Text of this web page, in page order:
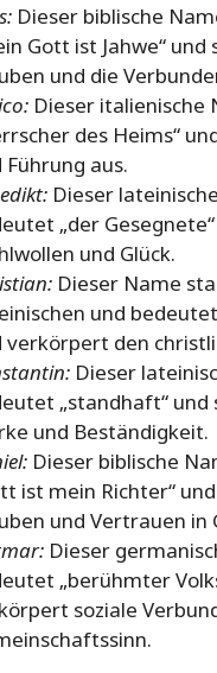
Dieser biblische
Gott ist Jahwe“
und die
Dieser italienische
des Heims“
Führung aus.
Dieser
„der
und Glück.
Dieser Name
und
verkörpert den
Dieser
„standhaft“ und
und Beständigkeit.
Dieser biblische
ist mein Richter“
und Vertrauen in
Dieser
„berühmter
soziale